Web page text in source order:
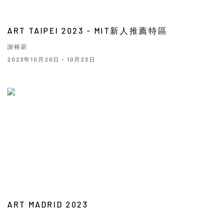
ART TAIPEI 2023 - MIT新人推薦特區
謝榕蔚
2023年10月20日 - 10月23日
ART MADRID 2023